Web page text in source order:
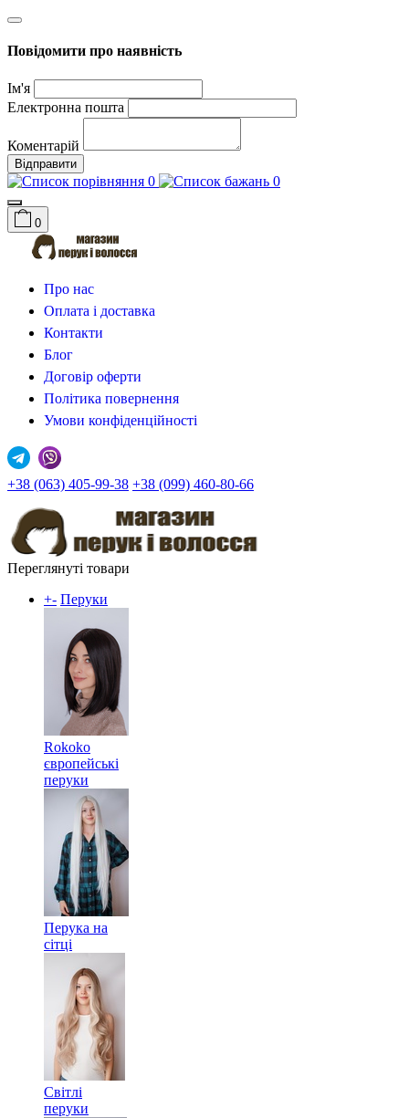
Повідомити про наявність
Ім'я
Електронна пошта
Коментарій
Відправити
0 0
0
Про нас
Оплата і доставка
Контакти
Блог
Договір оферти
Політика повернення
Умови конфіденційності
+38 (063) 405-99-38 +38 (099) 460-80-66
Переглянуті товари
+- Перуки
Rokoko
європейські
перуки
Перука на
сітці
Світлі
перуки